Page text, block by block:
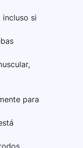
si
para